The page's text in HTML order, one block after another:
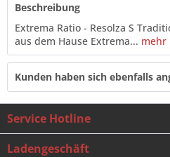
Beschreibung
Extrema Ratio - Resolza S
aus dem Hause Extrema... mehr
Kunden haben sich ebenfalls
Service Hotline
Ladengeschäft